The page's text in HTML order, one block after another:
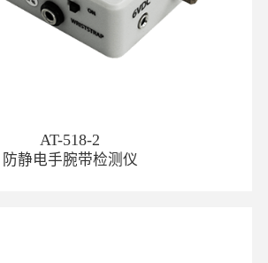
AT-518-2
防静电手腕带检测仪